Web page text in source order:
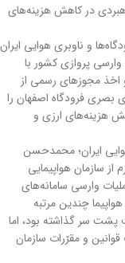
در کاهش هزينه‌هاي
و ناوبري هوايي ايران
پروازي کشور با
اخذ مجوزهاي رسمي از
بصري فرودگاه اصفهان را
هزينه‌هاي ارزي و
ایران؛ محمدحسن
سازمان هواپیمایی
وارسی سامانه‌های
چندین مرتبه
پشت سر گذاشته بود، اما
و مقرّرات سازمان